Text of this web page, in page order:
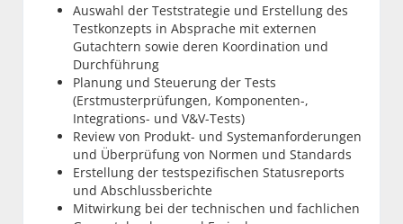
Auswahl der Teststrategie und Erstellung des
Testkonzepts in Absprache mit externen
Gutachtern sowie deren Koordination und
Durchführung
Planung und Steuerung der Tests
(Erstmusterprüfungen, Komponenten-,
Integrations- und V&V-Tests)
Review von Produkt- und Systemanforderungen
und Überprüfung von Normen und Standards
Erstellung der testspezifischen Statusreports
und Abschlussberichte
Mitwirkung bei der technischen und fachlichen